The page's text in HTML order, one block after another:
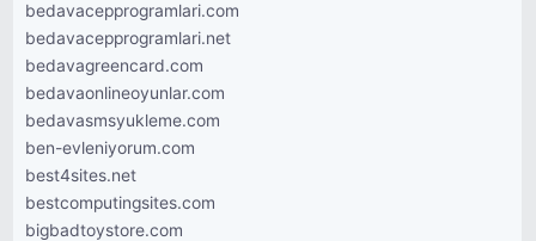
bedavacepprogramlari.com
bedavacepprogramlari.net
bedavagreencard.com
bedavaonlineoyunlar.com
bedavasmsyukleme.com
ben-evleniyorum.com
best4sites.net
bestcomputingsites.com
bigbadtoystore.com